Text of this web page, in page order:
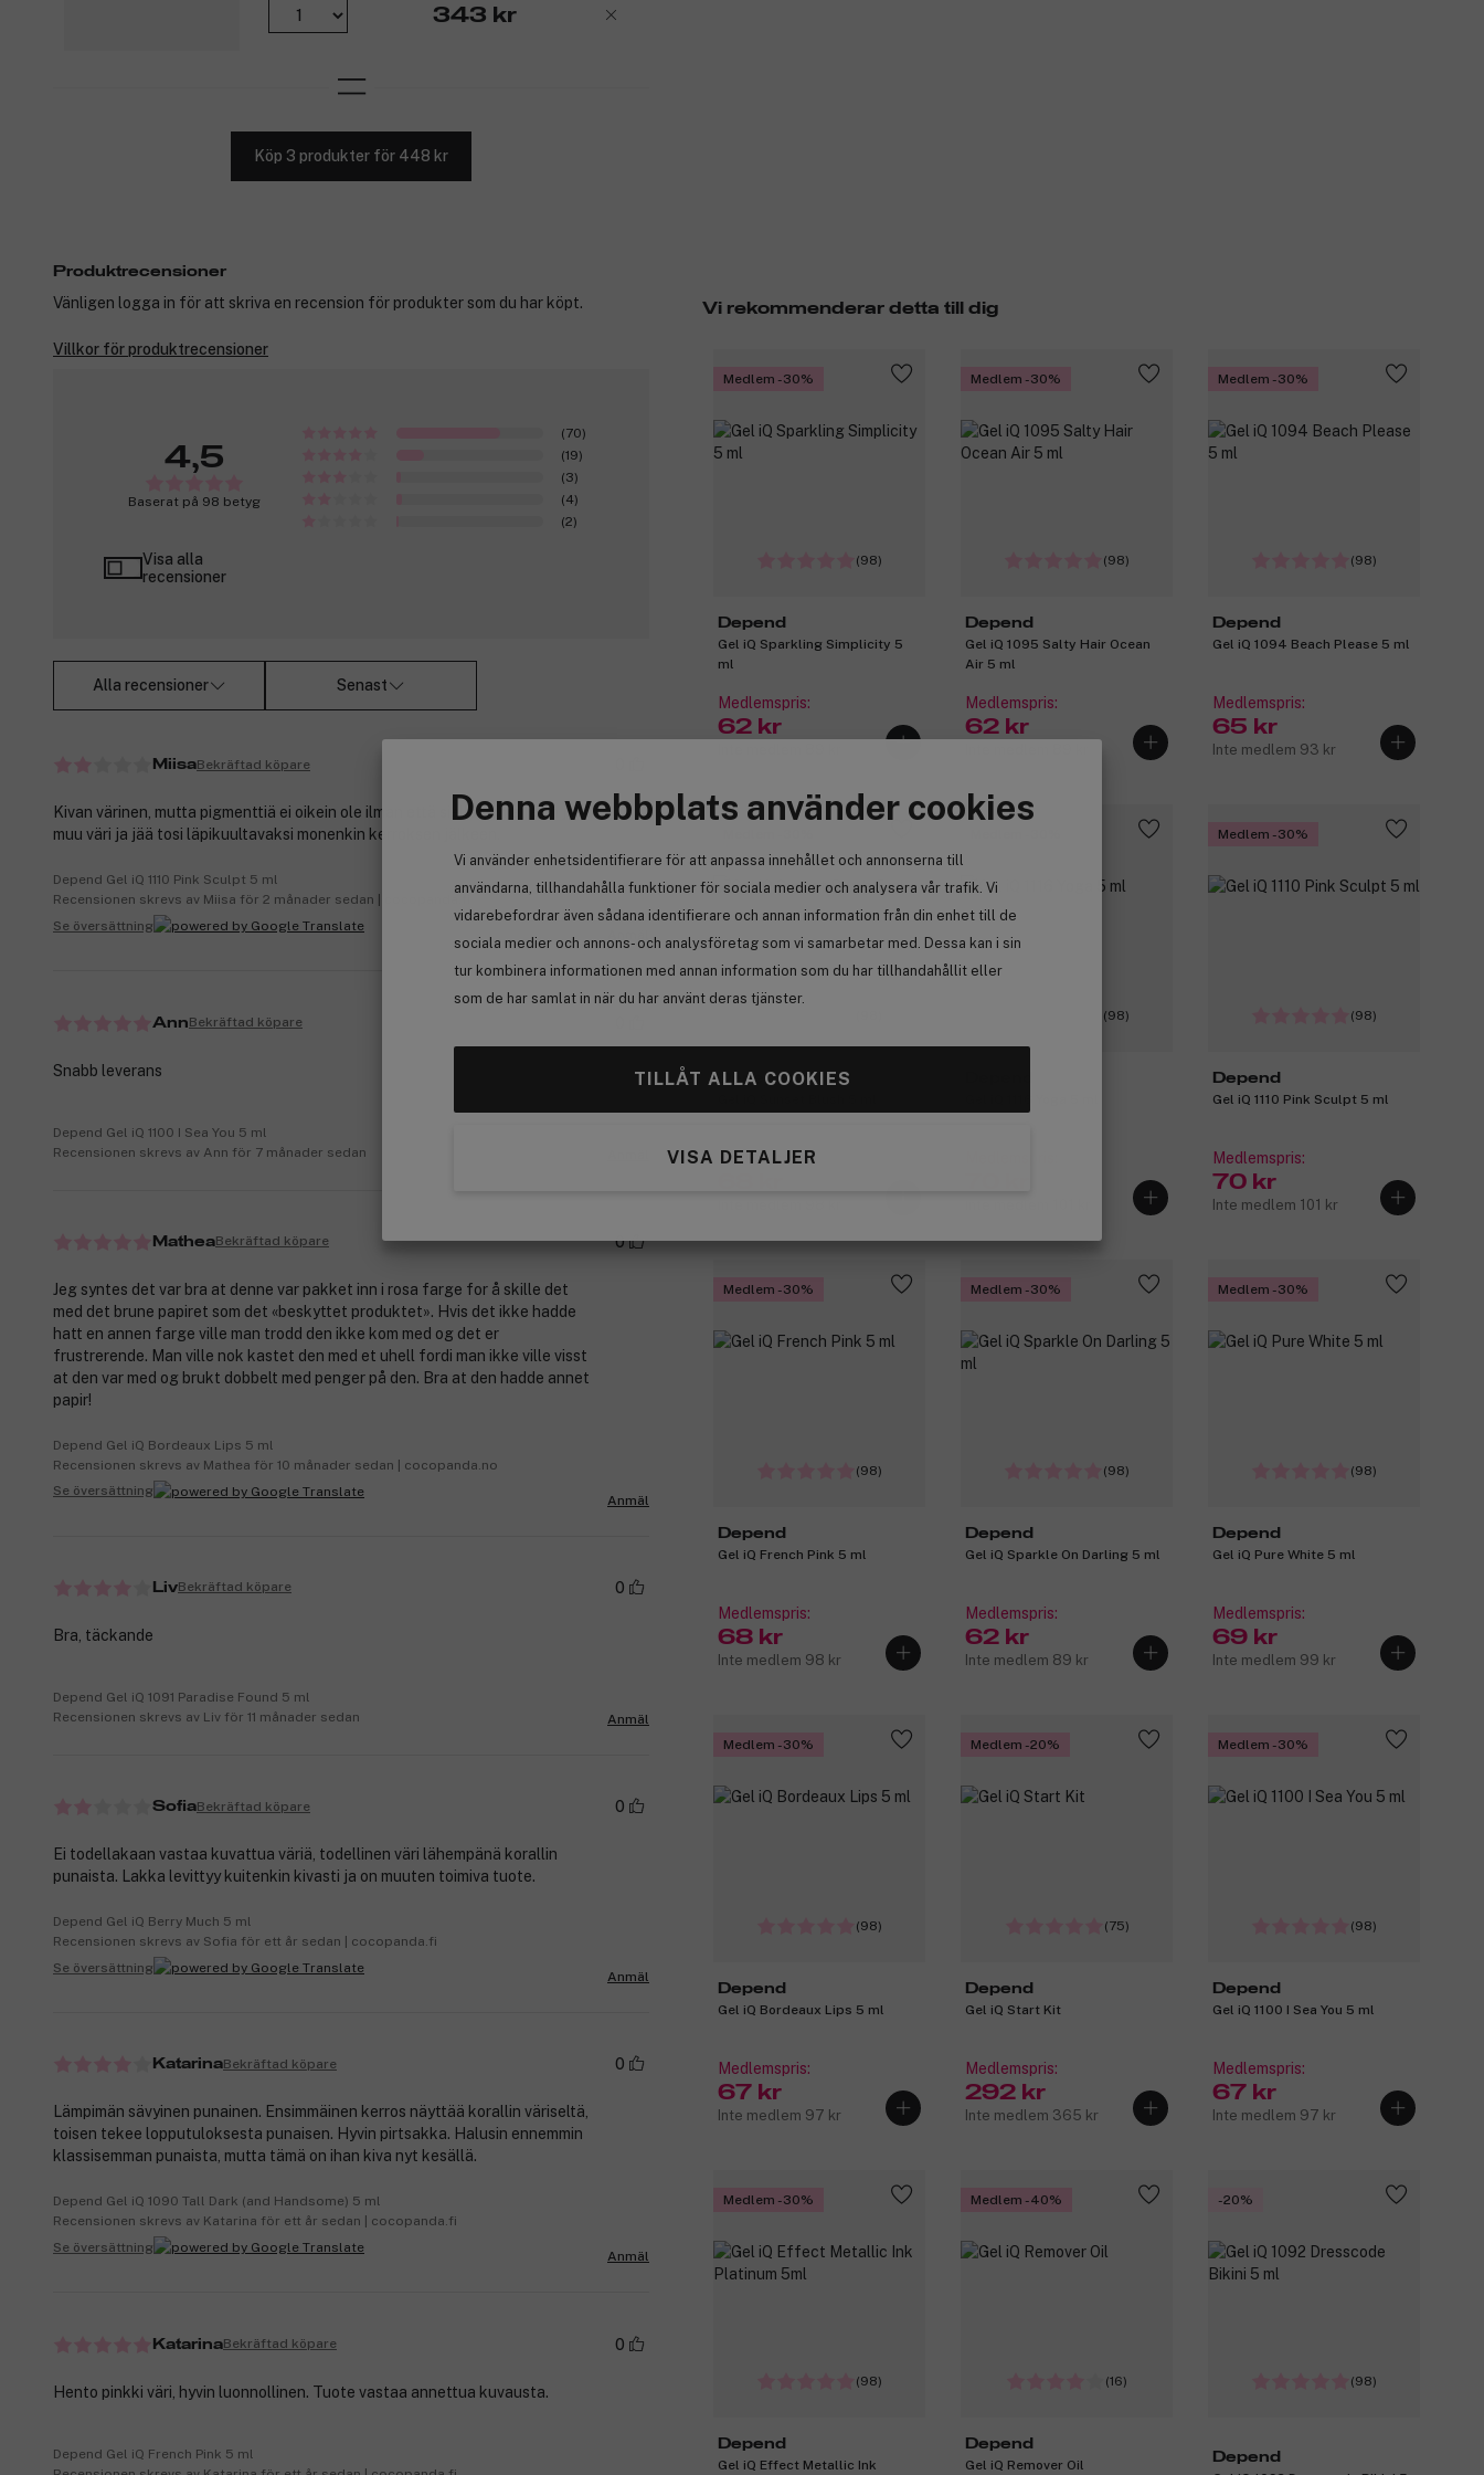
Denna webbplats använder cookies
Vi använder enhetsidentifierare för att anpassa innehållet och annonserna till
användarna, tillhandahålla funktioner för sociala medier och analysera vår trafik. Vi
vidarebefordrar även sådana identifierare och annan information från din enhet till de
sociala medier och annons- och analysföretag som vi samarbetar med. Dessa kan i sin
tur kombinera informationen med annan information som du har tillhandahållit eller
som de har samlat in när du har använt deras tjänster.
TILLÅT ALLA COOKIES
VISA DETALJER
343 kr
Köp 3 produkter för 448 kr
Vi rekommenderar detta till dig
Medlem -30%
(98)
Depend
Gel iQ Sparkling Simplicity 5
ml
Medlemspris:
62 kr
Medlem -30%
(98)
Depend
Gel iQ 1095 Salty Hair Ocean
Air 5 ml
Medlemspris:
62 kr
Medlem -30%
(98)
Depend
Gel iQ 1094 Beach Please 5 ml
Medlemspris:
65 kr
Inte medlem 93 kr
Depend
Medlemspris:
(98)
Medlem -30%
(98)
Depend
Gel iQ 1110 Pink Sculpt 5 ml
Medlemspris:
70 kr
Inte medlem 101 kr
Medlem -30%
(98)
Depend
Gel iQ French Pink 5 ml
Medlemspris:
68 kr
Inte medlem 98 kr
Medlem -30%
(98)
Depend
Gel iQ Sparkle On Darling 5 ml
Medlemspris:
62 kr
Inte medlem 89 kr
Medlem -30%
(98)
Depend
Gel iQ Pure White 5 ml
Medlemspris:
69 kr
Inte medlem 99 kr
Medlem -30%
(98)
Depend
Gel iQ Bordeaux Lips 5 ml
Medlemspris:
67 kr
Inte medlem 97 kr
Medlem -20%
(75)
Depend
Gel iQ Start Kit
Medlemspris:
292 kr
Inte medlem 365 kr
Medlem -30%
(98)
Depend
Gel iQ 1100 I Sea You 5 ml
Medlemspris:
67 kr
Inte medlem 97 kr
Medlem -30%
(98)
Depend
Gel iQ Effect Metallic Ink
Medlem -40%
(16)
Depend
Gel iQ Remover Oil
-20%
(98)
Depend
Produktrecensioner
Vänligen logga in för att skriva en recension för produkter som du har köpt.
Villkor för produktrecensioner
4,5
Baserat på 98 betyg
(70)
(19)
(3)
(4)
(2)
Visa alla
recensioner
Alla recensioner Senast
MiisaBekräftad köpare
Kivan värinen, mutta pigmenttiä ei oikein ole ilman että siellä pohjalla on joku
muu väri ja jää tosi läpikuultavaksi monenkin kerroksen jälkeen.
Depend Gel iQ 1110 Pink Sculpt 5 ml
Recensionen skrevs av Miisa för 2 månader sedan | cocopanda.fi
Se översättning
AnnBekräftad köpare
Snabb leverans
Depend Gel iQ 1100 I Sea You 5 ml
Recensionen skrevs av Ann för 7 månader sedan
MatheaBekräftad köpare 0
Jeg syntes det var bra at denne var pakket inn i rosa farge for å skille det
med det brune papiret som det «beskyttet produktet». Hvis det ikke hadde
hatt en annen farge ville man trodd den ikke kom med og det er
frustrerende. Man ville nok kastet den med et uhell fordi man ikke ville visst
at den var med og brukt dobbelt med penger på den. Bra at den hadde annet
papir!
Depend Gel iQ Bordeaux Lips 5 ml
Recensionen skrevs av Mathea för 10 månader sedan | cocopanda.no
Se översättning
Anmäl
LivBekräftad köpare 0
Bra, täckande
Depend Gel iQ 1091 Paradise Found 5 ml
Recensionen skrevs av Liv för 11 månader sedan
Anmäl
SofiaBekräftad köpare 0
Ei todellakaan vastaa kuvattua väriä, todellinen väri lähempänä korallin
punaista. Lakka levittyy kuitenkin kivasti ja on muuten toimiva tuote.
Depend Gel iQ Berry Much 5 ml
Recensionen skrevs av Sofia för ett år sedan | cocopanda.fi
Se översättning
Anmäl
KatarinaBekräftad köpare 0
Lämpimän sävyinen punainen. Ensimmäinen kerros näyttää korallin väriseltä,
toisen tekee lopputuloksesta punaisen. Hyvin pirtsakka. Halusin ennemmin
klassisemman punaista, mutta tämä on ihan kiva nyt kesällä.
Depend Gel iQ 1090 Tall Dark (and Handsome) 5 ml
Recensionen skrevs av Katarina för ett år sedan | cocopanda.fi
Se översättning
Anmäl
KatarinaBekräftad köpare 0
Hento pinkki väri, hyvin luonnollinen. Tuote vastaa annettua kuvausta.
Depend Gel iQ French Pink 5 ml